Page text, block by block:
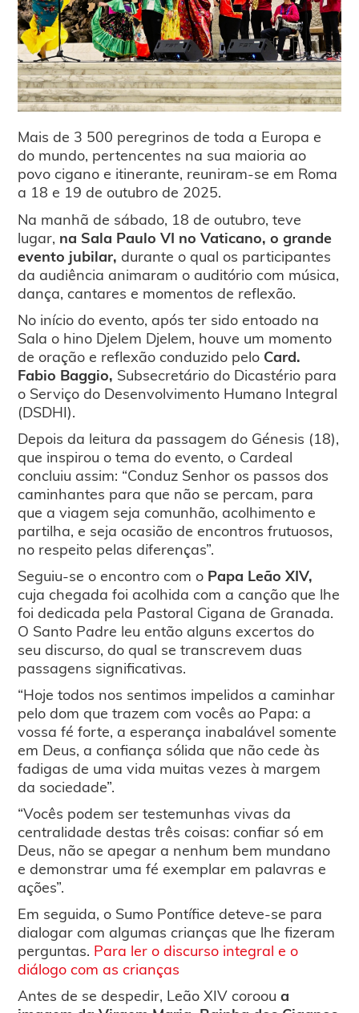
Mais de 3 500 peregrinos de toda a Europa e
do mundo, pertencentes na sua maioria ao
povo cigano e itinerante, reuniram-se em Roma
a 18 e 19 de outubro de 2025.
Na manhã de sábado, 18 de outubro, teve
lugar, na Sala Paulo VI no Vaticano, o grande
evento jubilar,durante o qual os participantes
da audiência animaram o auditório com música,
dança, cantares e momentos de reflexão.
No início do evento, após ter sido entoado na
Sala o hino Djelem Djelem, houve um momento
de oração e reflexão conduzido pelo Card.
Fabio Baggio, Subsecretário do Dicastério para
o Serviço do Desenvolvimento Humano Integral
(DSDHI).
Depois da leitura da passagem do Génesis (18),
que inspirou o tema do evento, o Cardeal
concluiu assim: “Conduz Senhor os passos dos
caminhantes para que não se percam, para
que a viagem seja comunhão, acolhimento e
partilha, e seja ocasião de encontros frutuosos,
no respeito pelas diferenças”.
Seguiu-se o encontro com o Papa Leão XIV,
cuja chegada foi acolhida com a canção que lhe
foi dedicada pela Pastoral Cigana de Granada.
O Santo Padre leu então alguns excertos do
seu discurso, do qual se transcrevem duas
passagens significativas.
“Hoje todos nos sentimos impelidos a caminhar
pelo dom que trazem com vocês ao Papa: a
vossa fé forte, a esperança inabalável somente
em Deus, a confiança sólida que não cede às
fadigas de uma vida muitas vezes à margem
da sociedade”.
“Vocês podem ser testemunhas vivas da
centralidade destas três coisas: confiar só em
Deus, não se apegar a nenhum bem mundano
e demonstrar uma fé exemplar em palavras e
ações”.
Em seguida, o Sumo Pontífice deteve-se para
dialogar com algumas crianças que lhe fizeram
perguntas. Para ler o discurso integral e o
diálogo com as crianças
Antes de se despedir, Leão XIV corooua